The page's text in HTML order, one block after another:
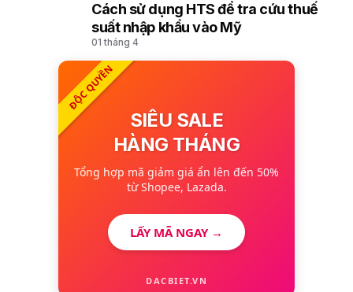
Cách sử dụng HTS để tra cứu thuế
suất nhập khẩu vào Mỹ
01 tháng 4
ĐỘC QUYỀN
SIÊU SALE
HÀNG THÁNG
Tổng hợp mã giảm giá ẩn lên đến 50%
từ Shopee, Lazada.
LẤY MÃ NGAY →
DACBIET.VN